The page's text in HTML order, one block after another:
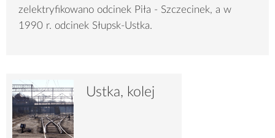
zelektryfikowano odcinek Piła - Szczecinek, a w
1990 r. odcinek Słupsk-Ustka.
Ustka, kolej